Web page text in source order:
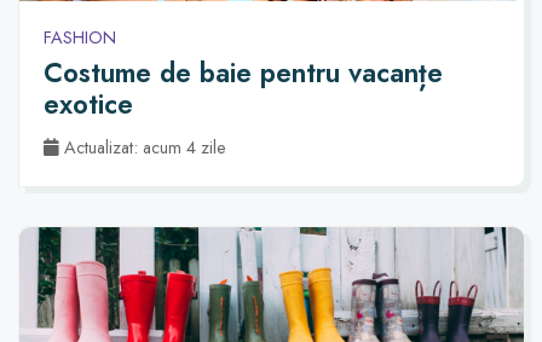
FASHION
Costume de baie pentru vacanțe
exotice
Actualizat: acum 4 zile